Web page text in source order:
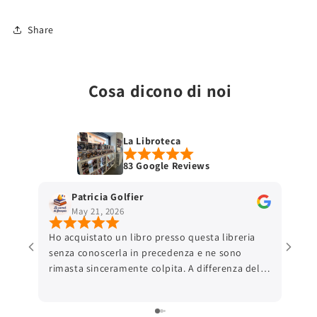
Share
Cosa dicono di noi
La Libroteca
83 Google Reviews
Patricia Golfier
May 21, 2026
Ho acquistato un libro presso questa libreria
senza conoscerla in precedenza e ne sono
rimasta sinceramente colpita. A differenza delle